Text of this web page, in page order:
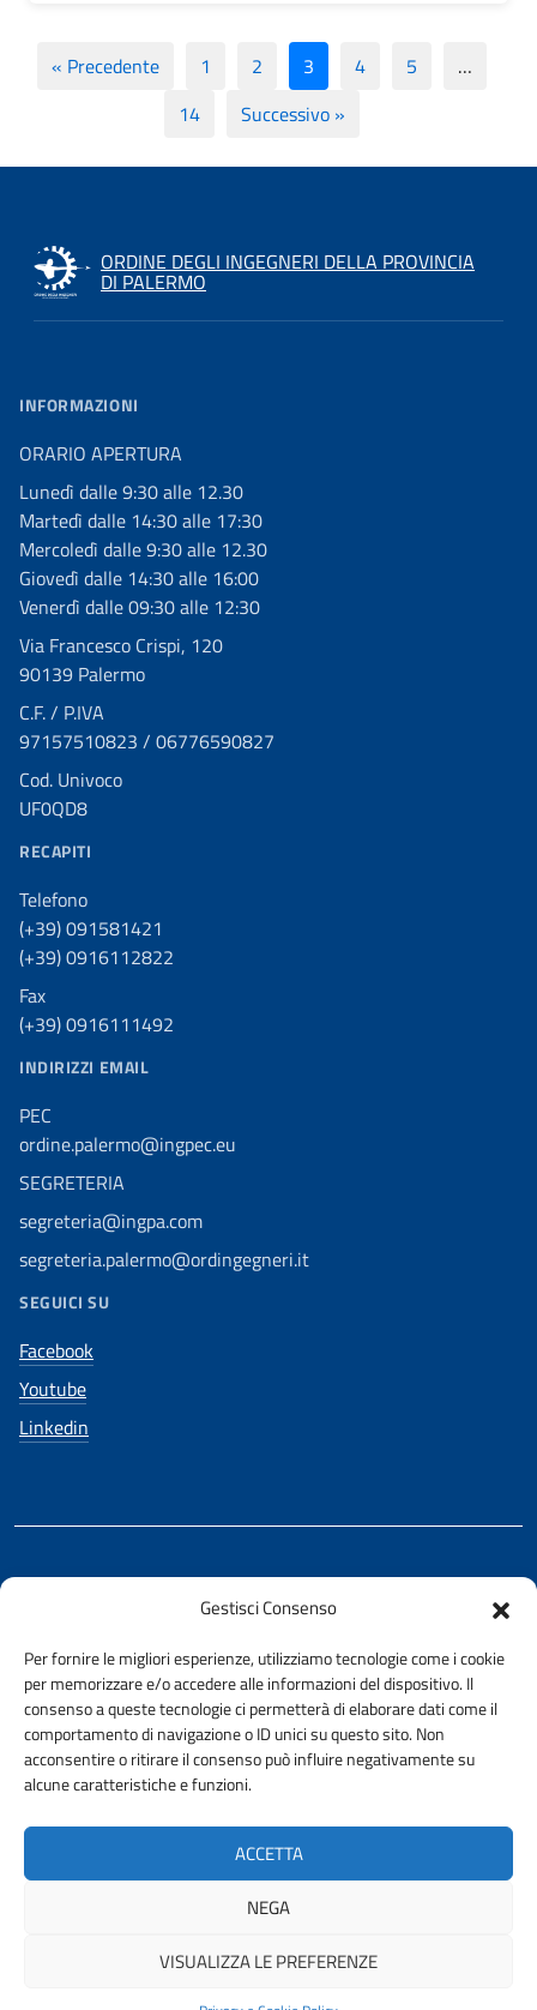
Gestisci Consenso
Per fornire le migliori esperienze, utilizziamo tecnologie come i cookie
per memorizzare e/o accedere alle informazioni del dispositivo. Il
consenso a queste tecnologie ci permetterà di elaborare dati come il
comportamento di navigazione o ID unici su questo sito. Non
acconsentire o ritirare il consenso può influire negativamente su
alcune caratteristiche e funzioni.
ACCETTA
NEGA
VISUALIZZA LE PREFERENZE
« Precedente 1 2 3 4 5
…
14
Successivo »
ORDINE DEGLI INGEGNERI DELLA PROVINCIA
DI PALERMO
INFORMAZIONI
ORARIO APERTURA
Lunedì dalle 9:30 alle 12.30
Martedì dalle 14:30 alle 17:30
Mercoledì dalle 9:30 alle 12.30
Giovedì dalle 14:30 alle 16:00
Venerdì dalle 09:30 alle 12:30
Via Francesco Crispi, 120
90139 Palermo
C.F. / P.IVA
97157510823 / 06776590827
Cod. Univoco
UF0QD8
RECAPITI
Telefono
(+39) 091581421
(+39) 0916112822
Fax
(+39) 0916111492
INDIRIZZI EMAIL
PEC
ordine.palermo@ingpec.eu
SEGRETERIA
segreteria@ingpa.com
segreteria.palermo@ordingegneri.it
SEGUICI SU
Facebook
Youtube
Linkedin
REALIZZATO CON LA COLLABORAZIONE DI
AMMINISTRAZIONE TRASPARENTE
PRIVACY E COOKIE POLICY URP
© 2026 ORDINE DEGLI INGEGNERI DELLA PROVINCIA DI PALERMO |